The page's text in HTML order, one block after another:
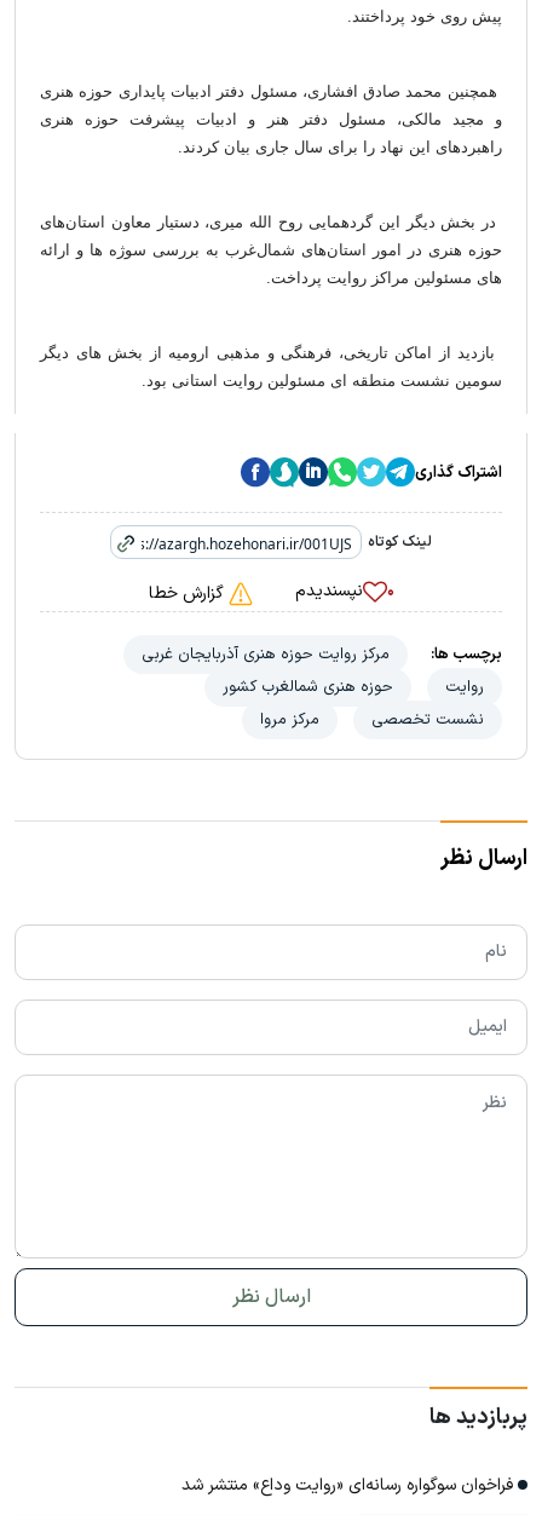
پیش روی خود پرداختند.
همچنین محمد صادق افشاری، مسئول دفتر ادبیات پایداری حوزه هنری
و مجید مالکی، مسئول دفتر هنر و ادبیات پیشرفت حوزه هنری
راهبردهای این نهاد را برای سال جاری بیان کردند.
در بخش دیگر این گردهمایی روح الله میری، دستیار معاون استان‌های
حوزه هنری در امور استان‌های شمال‌غرب به بررسی سوژه ها و ارائه
های مسئولین مراکز روایت پرداخت.
بازدید از اماکن تاریخی، فرهنگی و مذهبی ارومیه از بخش های دیگر
سومین نشست منطقه ای مسئولین روایت استانی بود.
اشتراک گذاری
لینک کوتاه
۰ نپسندیدم گزارش خطا
برچسب ها:
مرکز روایت حوزه هنری آذربایجان غربی
روایت
حوزه هنری شمالغرب کشور
نشست تخصصی
مرکز مروا
ارسال نظر
پربازدید ها
فراخوان سوگواره رسانه‌ای «روایت وداع» منتشر شد